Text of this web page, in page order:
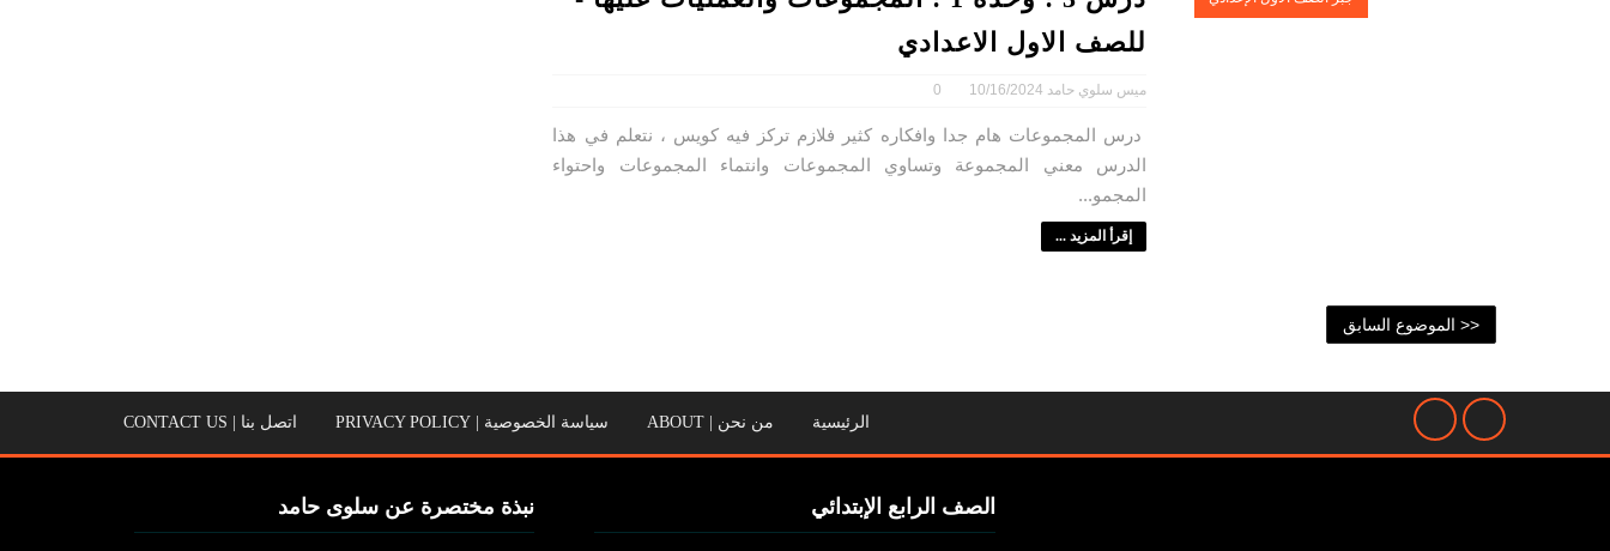
للصف الاول الاعدادي
ميس سلوي حامد 10/16/2024
0
درس المجموعات هام جدا وافكاره كثير فلازم تركز فيه كويس ، نتعلم في هذا
الدرس معني المجموعة وتساوي المجموعات وانتماء المجموعات واحتواء
المجمو...
إقرأ المزيد ...
<< الموضوع السابق
الرئيسية من نحن | ABOUT سياسة الخصوصية | PRIVACY POLICY اتصل بنا | CONTACT US
نبذة مختصرة عن سلوى حامد الصف الرابع الإبتدائي